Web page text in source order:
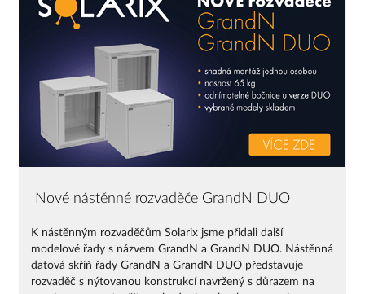
Nové nástěnné rozvaděče GrandN DUO
K nástěnným rozvaděčům Solarix jsme přidali další
modelové řady s názvem GrandN a GrandN DUO. Nástěnná
datová skříň řady GrandN a GrandN DUO představuje
rozvaděč s nýtovanou konstrukcí navržený s důrazem na